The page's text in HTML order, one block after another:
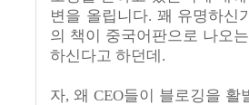
변을 올립니다. 꽤 유명하신
의 책이 중국어판으로 나오
하신다고 하던데.
자, 왜 CEO들이 블로깅을